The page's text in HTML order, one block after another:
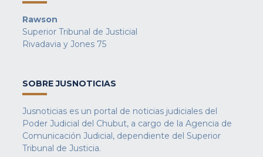
Rawson
Superior Tribunal de Justicial
Rivadavia y Jones 75
SOBRE JUSNOTICIAS
Jusnoticias es un portal de noticias judiciales del
Poder Judicial del Chubut, a cargo de la Agencia de
Comunicación Judicial, dependiente del Superior
Tribunal de Justicia.